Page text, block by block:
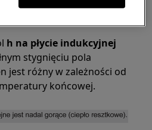
dopoważnych
h na płycie indukcyjnej
stygnięciu pola
jest różny w zależności od
końcowej.